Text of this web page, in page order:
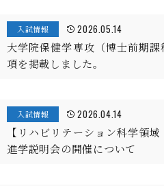
入試情報 2026.05.14
大学院保健学専攻（博士前期
項を掲載しました。
入試情報 2026.04.14
【リハビリテーション科学領
進学説明会の開催について